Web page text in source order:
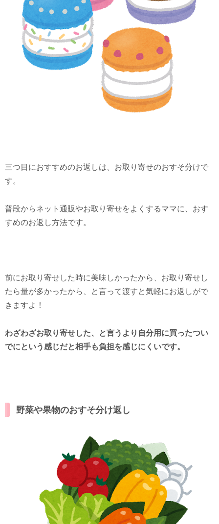
三つ目におすすめのお返しは、お取り寄せのおすそ分けで
す。
普段からネット通販やお取り寄せをよくするママに、おす
すめのお返し方法です。
前にお取り寄せした時に美味しかったから、お取り寄せし
たら量が多かったから、と言って渡すと気軽にお返しがで
きますよ！
わざわざお取り寄せした、と言うより自分用に買ったつい
でにという感じだと相手も負担を感じにくいです。
野菜や果物のおすそ分け返し